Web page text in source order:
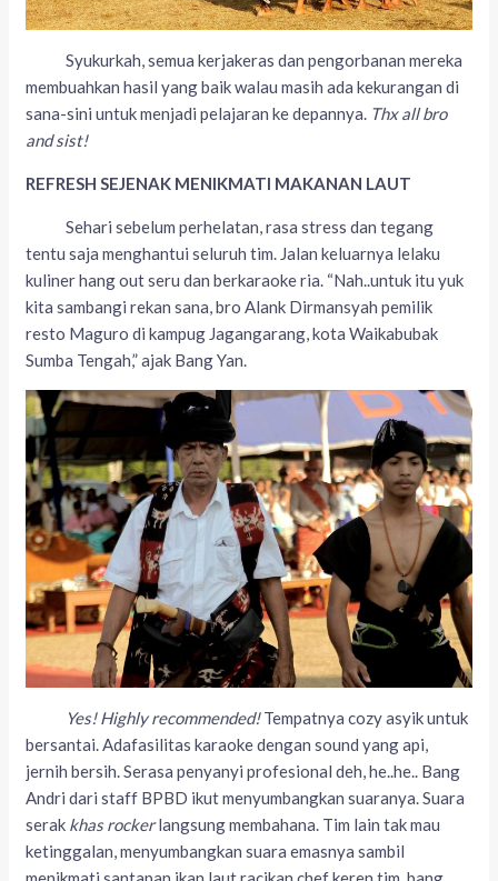
Syukurkah, semua kerjakeras dan pengorbanan mereka
membuahkan hasil yang baik walau masih ada kekurangan di
sana-sini untuk menjadi pelajaran ke depannya. Thx all bro
and sist!
REFRESH SEJENAK MENIKMATI MAKANAN LAUT
Sehari sebelum perhelatan, rasa stress dan tegang
tentu saja menghantui seluruh tim. Jalan keluarnya lelaku
kuliner hang out seru dan berkaraoke ria. “Nah..untuk itu yuk
kita sambangi rekan sana, bro Alank Dirmansyah pemilik
resto Maguro di kampug Jagangarang, kota Waikabubak
Sumba Tengah,” ajak Bang Yan.
Yes! Highly recommended!Tempatnya cozy asyik untuk
bersantai. Adafasilitas karaoke dengan sound yang api,
jernih bersih. Serasa penyanyi profesional deh, he..he.. Bang
Andri dari staff BPBD ikut menyumbangkan suaranya. Suara
serak khas rockerlangsung membahana. Tim lain tak mau
ketinggalan, menyumbangkan suara emasnya sambil